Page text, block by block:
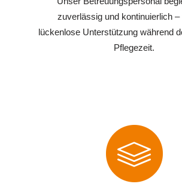
zuverlässig und kontinuierlich –
lückenlose Unterstützung während
Pflegezeit.